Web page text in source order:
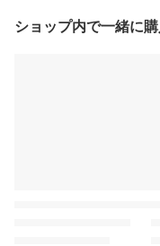
ショップ内で一緒に